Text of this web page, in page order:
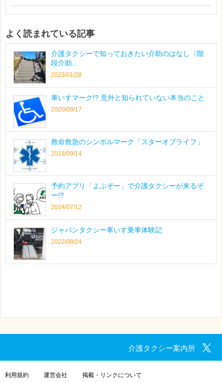
よく読まれている記事
介護タクシーで知っておきたい介助のはなし〈階
段介助...
2023/01/28
車いすマーク!? 意外と知られていない本当のこと
2020/09/17
救命救急のシンボルマーク「スターオブライフ」
2018/09/14
予約アプリ「よぶぞー」で介護タクシーが来るぞ
ー!?
2024/07/12
ジャパンタクシー車いす乗車体験記
2022/08/24
介護タクシー案内所
利用規約 運営会社 掲載・リンクについて